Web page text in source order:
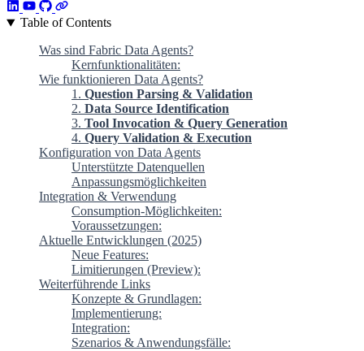
Table of Contents
Was sind Fabric Data Agents?
Kernfunktionalitäten:
Wie funktionieren Data Agents?
1. Question Parsing & Validation
2. Data Source Identification
3. Tool Invocation & Query Generation
4. Query Validation & Execution
Konfiguration von Data Agents
Unterstützte Datenquellen
Anpassungsmöglichkeiten
Integration & Verwendung
Consumption-Möglichkeiten:
Voraussetzungen:
Aktuelle Entwicklungen (2025)
Neue Features:
Limitierungen (Preview):
Weiterführende Links
Konzepte & Grundlagen:
Implementierung:
Integration:
Szenarios & Anwendungsfälle: